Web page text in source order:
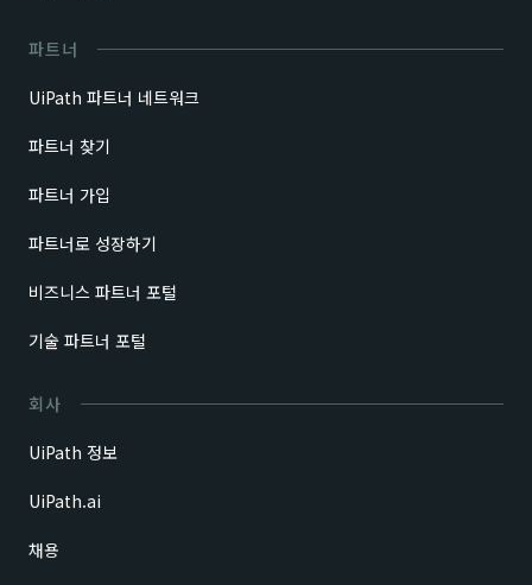
파트너
UiPath 파트너 네트워크
파트너 찾기
파트너 가입
파트너로 성장하기
비즈니스 파트너 포털
기술 파트너 포털
회사
UiPath 정보
UiPath.ai
채용